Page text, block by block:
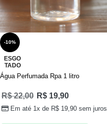
-10%
ESGO
TADO
Água Perfumada Rpa 1 litro
R$22,00 R$ 19,90
Em até 1x de R$ 19,90 sem juros